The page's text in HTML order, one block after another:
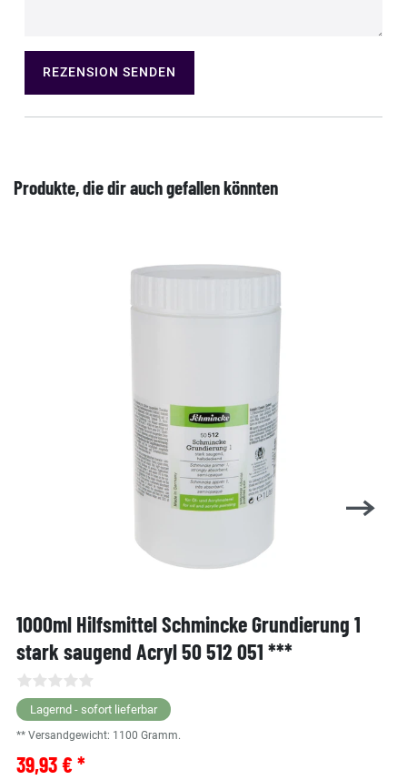
REZENSION SENDEN
Produkte, die dir auch gefallen könnten
1000ml Hilfsmittel Schmincke Grundierung 1
stark saugend Acryl 50 512 051 ***
Lagernd - sofort lieferbar
** Versandgewicht: 1100 Gramm.
39,93 € *